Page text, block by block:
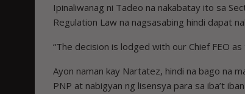
Ipinaliwanag ni Tadeo na nakabatay ito sa
Regulation Law na nagsasabing hindi dapat
“The decision is lodged with our Chief FEO
Ayon naman kay Nartatez, hindi na bago na
PNP at nabigyan ng lisensya para sa iba’t